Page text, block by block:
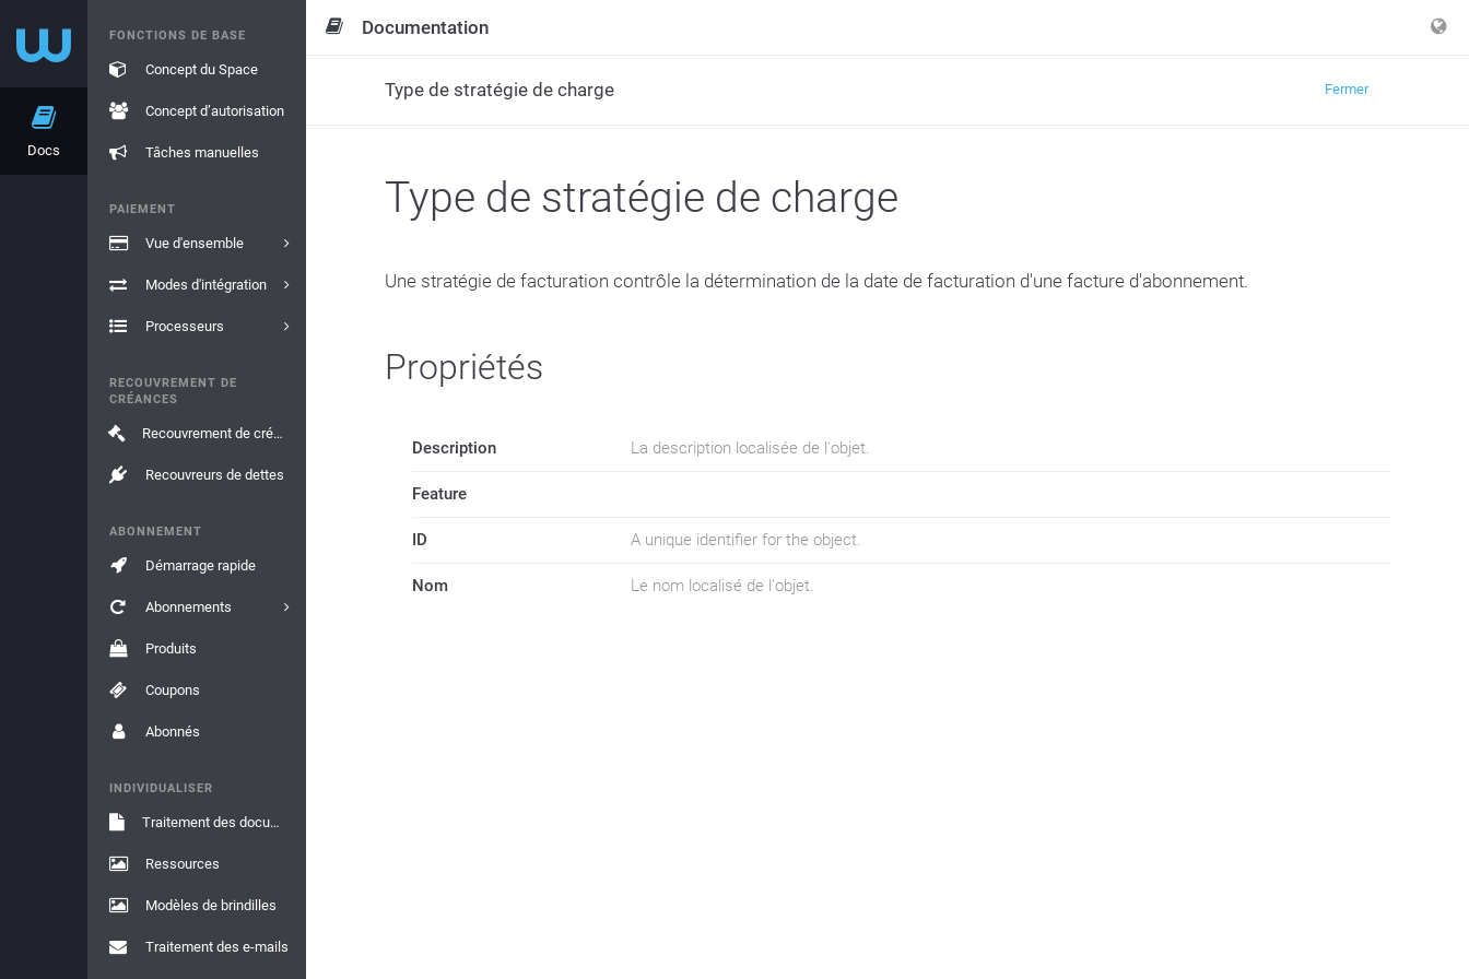
Docs
FONCTIONS DE BASE
Concept du Space
Concept d’autorisation
Tâches manuelles
PAIEMENT
Vue d'ensemble
Modes d'intégration
Processeurs
RECOUVREMENT DE
CRÉANCES
Recouvrement de créances
Recouvreurs de dettes
ABONNEMENT
Démarrage rapide
Abonnements
Produits
Coupons
Abonnés
INDIVIDUALISER
Traitement des documents
Ressources
Modèles de brindilles
Traitement des e-mails
Documentation
Type de stratégie de charge Fermer
Type de stratégie de charge
Une stratégie de facturation contrôle la détermination de la date de facturation d'une facture d'abonnement.
Propriétés
Description La description localisée de l'objet.
Feature
ID A unique identifier for the object.
Nom Le nom localisé de l'objet.